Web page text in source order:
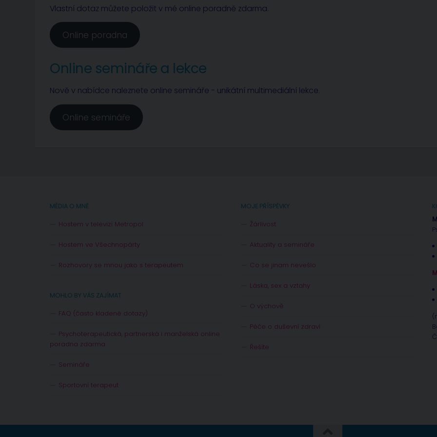
Vlastní dotaz můžete položit v mé online poradně zdarma.
Online poradna
Online semináře a lekce
Nově v nabídce naleznete online semináře - unikátní multimediální lekce.
Online semináře
MÉDIA O MNĚ
Hostem v televizi Metropol
Hostem ve Všechnopárty
Rozhovory se mnou jako s terapeutem
MOHLO BY VÁS ZAJÍMAT
FAQ (často kladené dotazy)
Psychoterapeutická, partnerská i manželská online
poradna zdarma
Semináře
Sportovní terapeut
MOJE PŘÍSPĚVKY
Žárlivost
Aktuality a semináře
Co se jinam nevešlo
Láska, sex a vztahy
O výchově
Péče o duševní zdraví
Řešíte